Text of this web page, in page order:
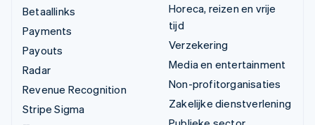
Betaallinks
Payments
Payouts
Radar
Revenue Recognition
Stripe Sigma
Horeca, reizen en vrije
tijd
Verzekering
Media en entertainment
Non-profitorganisaties
Zakelijke dienstverlening